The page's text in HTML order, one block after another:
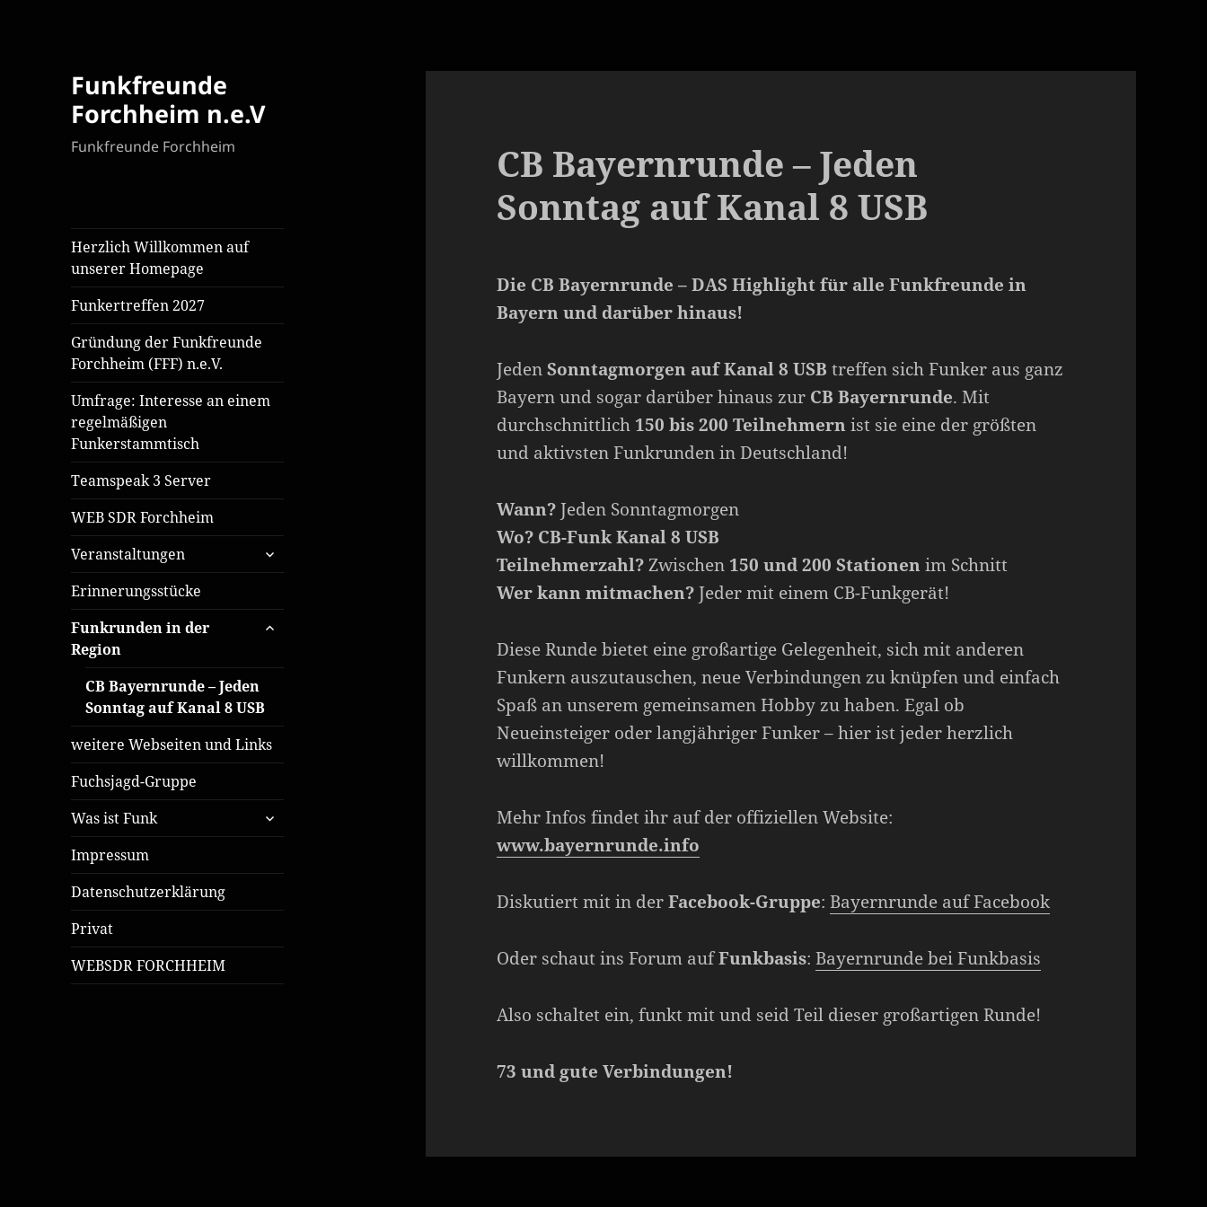
Funkfreunde
Forchheim n.e.V
Funkfreunde Forchheim
Herzlich Willkommen auf
unserer Homepage
Funkertreffen 2027
Gründung der Funkfreunde
Forchheim (FFF) n.e.V.
Umfrage: Interesse an einem
regelmäßigen
Funkerstammtisch
Teamspeak 3 Server
WEB SDR Forchheim
Veranstaltungen
untermenü
öffnen
Erinnerungsstücke
Funkrunden in der
Region
untermenü
CB Bayernrunde – Jeden
Sonntag auf Kanal 8 USB
weitere Webseiten und Links
Fuchsjagd-Gruppe
Was ist Funk
untermenü
öffnen
Impressum
Datenschutzerklärung
Privat
WEBSDR FORCHHEIM
CB Bayernrunde – Jeden
Sonntag auf Kanal 8 USB
Die CB Bayernrunde – DAS Highlight für alle Funkfreunde in
Bayern und darüber hinaus!
JedenSonntagmorgen auf Kanal 8 USB treffen sich Funker aus ganz
Bayern und sogar darüber hinaus zur CB Bayernrunde. Mit
durchschnittlich 150 bis 200 Teilnehmernist sie eine der größten
und aktivsten Funkrunden in Deutschland!
Wann?Jeden Sonntagmorgen
Wo? CB-Funk Kanal 8 USB
Teilnehmerzahl?Zwischen 150 und 200 Stationenim Schnitt
Wer kann mitmachen?Jeder mit einem CB-Funkgerät!
Diese Runde bietet eine großartige Gelegenheit, sich mit anderen
Funkern auszutauschen, neue Verbindungen zu knüpfen und einfach
Spaß an unserem gemeinsamen Hobby zu haben. Egal ob
Neueinsteiger oder langjähriger Funker – hier ist jeder herzlich
willkommen!
Mehr Infos findet ihr auf der offiziellen Website:
www.bayernrunde.info
Diskutiert mit in derFacebook-Gruppe:Bayernrunde auf Facebook
Oder schaut ins Forum aufFunkbasis:Bayernrunde bei Funkbasis
Also schaltet ein, funkt mit und seid Teil dieser großartigen Runde!
73 und gute Verbindungen!